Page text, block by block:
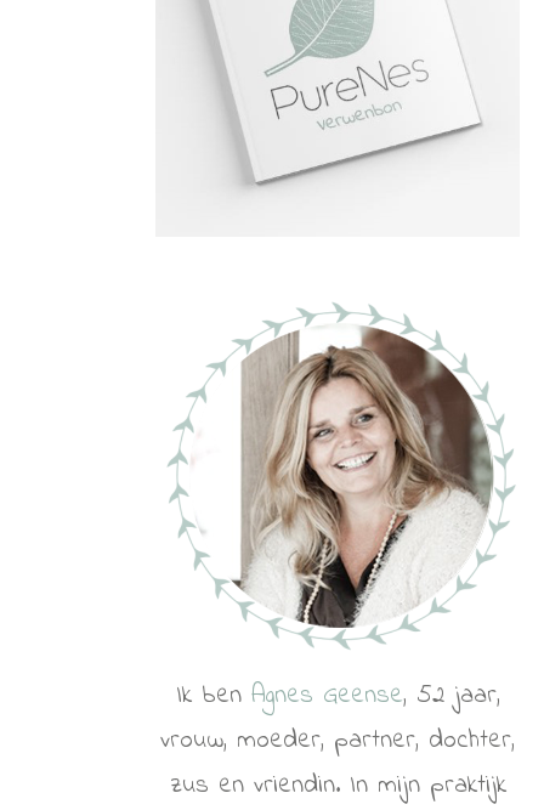
Ik ben Agnes Geense, 52 jaar,
vrouw, moeder, partner, dochter,
zus en vriendin. In mijn praktijk